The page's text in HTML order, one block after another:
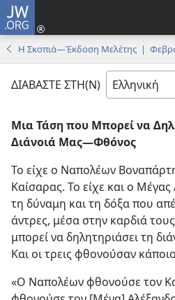
JW.ORG
Η Σκοπιά—Έκδοση Μελέτης |
ΔΙΑΒΑΣΤΕ ΣΤΗ(Ν)
Μια Τάση που Μπορεί να
Διάνοιά Μας​—Φθόνος
Το είχε ο Ναπολέων
Καίσαρας. Το είχε και ο
τη δύναμη και τη δόξα που
άντρες, μέσα στην καρδιά
μπορεί να δηλητηριάσει τη
Και οι τρεις φθονούσαν
«Ο Ναπολέων φθονούσε τον